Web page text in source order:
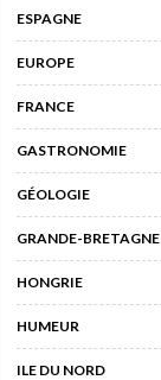
ESPAGNE
EUROPE
FRANCE
GASTRONOMIE
GÉOLOGIE
GRANDE-BRETAGNE
HONGRIE
HUMEUR
ILE DU NORD